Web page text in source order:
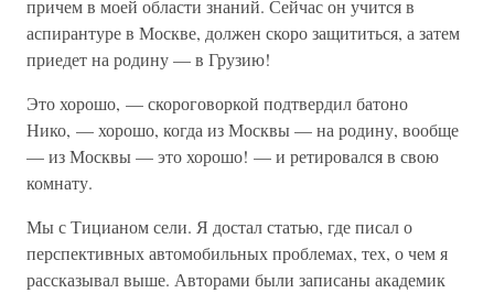
причем в моей области знаний. Сейчас он учится в
аспирантуре в Москве, должен скоро защититься, а затем
приедет на родину — в Грузию!
Это хорошо, — скороговоркой подтвердил батоно
Нико, — хорошо, когда из Москвы — на родину, вообще
— из Москвы — это хорошо! — и ретировался в свою
комнату.
Мы с Тицианом сели. Я достал статью, где писал о
перспективных автомобильных проблемах, тех, о чем я
рассказывал выше. Авторами были записаны академик